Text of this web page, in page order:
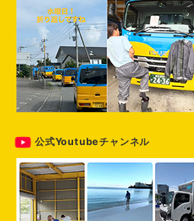
公式Youtubeチャンネル